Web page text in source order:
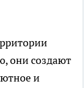
они создают
и